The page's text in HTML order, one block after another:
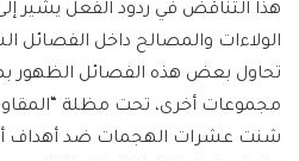
هذا التناقض في ردود الفعل يشير
الولاءات والمصالح داخل الفصائل
تحاول بعض هذه الفصائل الظهور
مجموعات أخرى، تحت مظلة
شنت عشرات الهجمات ضد أهداف